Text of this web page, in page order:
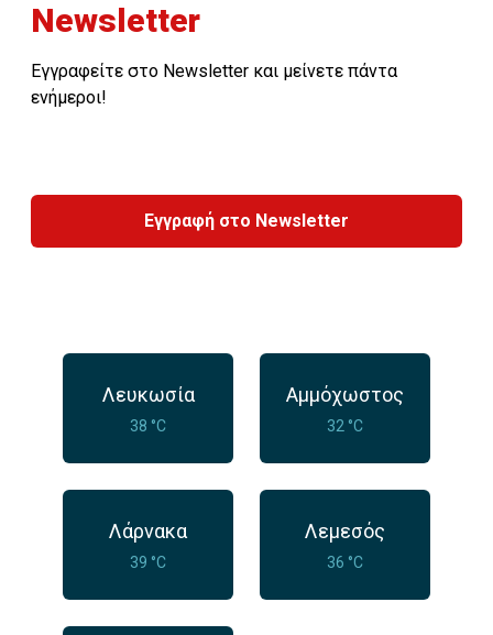
Newsletter
Εγγραφείτε στο Newsletter και μείνετε πάντα
ενήμεροι!
Εγγραφή στο Newsletter
Λευκωσία
38 °C
Αμμόχωστος
32 °C
Λάρνακα
39 °C
Λεμεσός
36 °C